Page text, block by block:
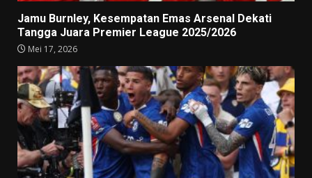
Jamu Burnley, Kesempatan Emas Arsenal Dekati
Tangga Juara Premier League 2025/2026
Mei 17, 2026